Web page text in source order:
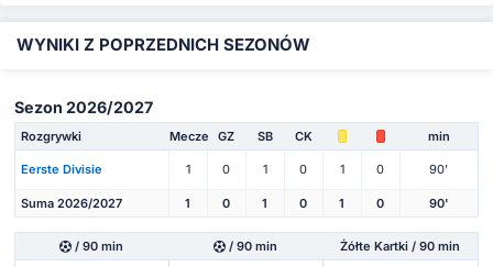
WYNIKI Z POPRZEDNICH SEZONÓW
Sezon 2026/2027
Rozgrywki Mecze GZ SB CK min
Eerste Divisie 1 0 1 0 1 0 90'
Suma 2026/2027 1 0 1 0 1 0 90'
/ 90 min / 90 min Żółte Kartki / 90 min